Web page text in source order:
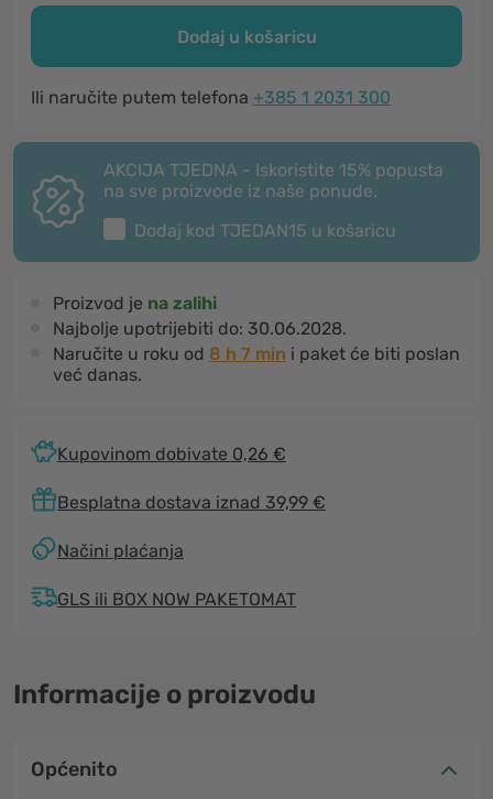
Dodaj u košaricu
Ili naručite putem telefona +385 1 2031 300
AKCIJA TJEDNA - Iskoristite 15% popusta
na sve proizvode iz naše ponude.
Dodaj kod TJEDAN15 u košaricu
Proizvod je na zalihi
Najbolje upotrijebiti do: 30.06.2028.
Naručite u roku od 8 h 7 min i paket će biti poslan
već danas.
Kupovinom dobivate 0,26 €
Besplatna dostava iznad 39,99 €
Načini plaćanja
GLS ili BOX NOW PAKETOMAT
Informacije o proizvodu
Općenito